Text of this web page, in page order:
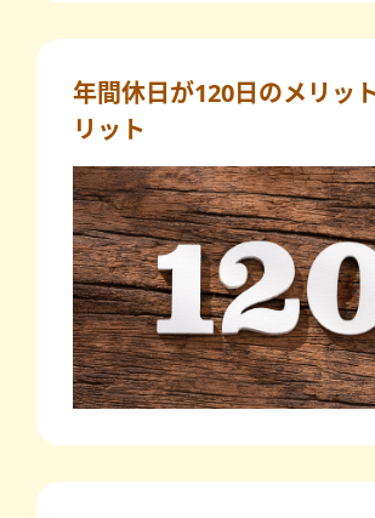
年間休日が120日のメリッ
リット